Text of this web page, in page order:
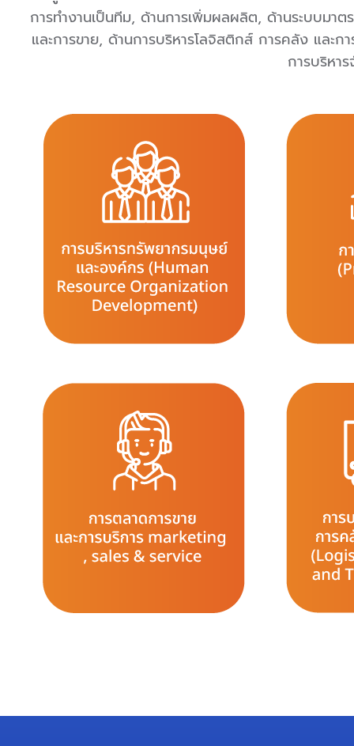
การทำงานเป็นทีม, ด้านการเพิ่มผลผลิต, ด้านระบบมา
และการขาย, ด้านการบริหารโลจิสติกส์ การคลัง และ
การบริหา